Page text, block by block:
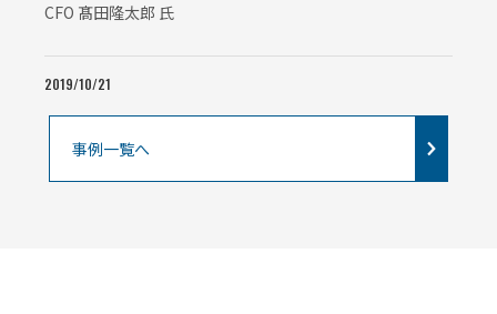
CFO 髙田隆太郎 氏
2019/10/21
事例一覧へ